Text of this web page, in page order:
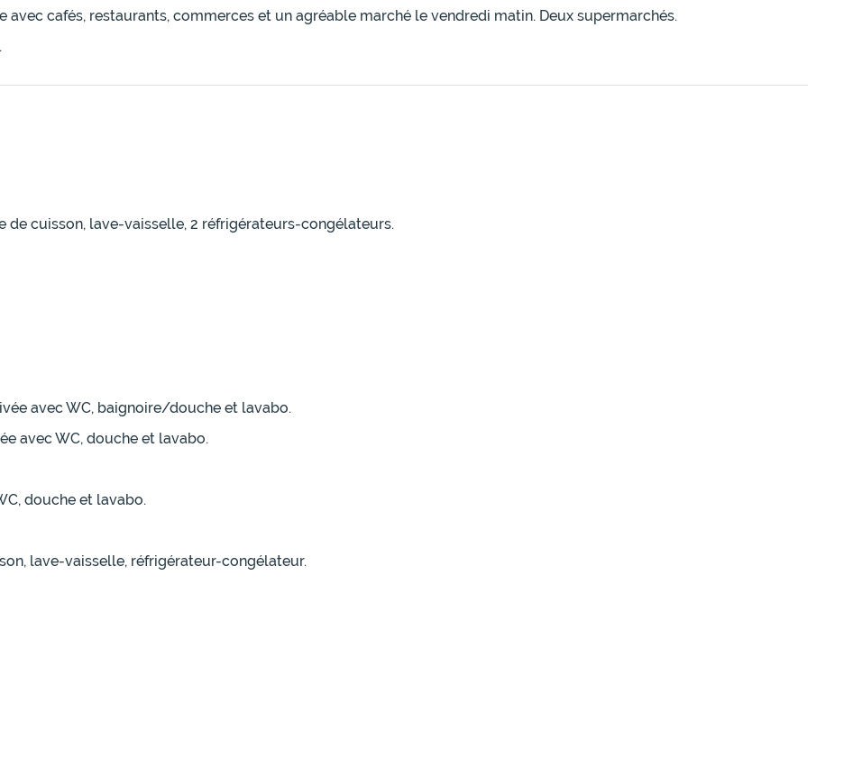
cafés, restaurants, commerces et un agréable marché le vendredi matin. Deux supermarchés.
cuisson, lave-vaisselle, 2 réfrigérateurs-congélateurs.
avec WC, baignoire/douche et lavabo.
avec WC, douche et lavabo.
douche et lavabo.
lave-vaisselle, réfrigérateur-congélateur.